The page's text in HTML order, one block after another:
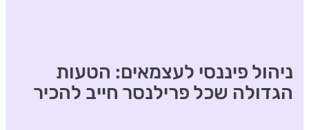
ניהול פיננסי לעצמאים: הטעות
הגדולה שכל פרילנסר חייב להכיר